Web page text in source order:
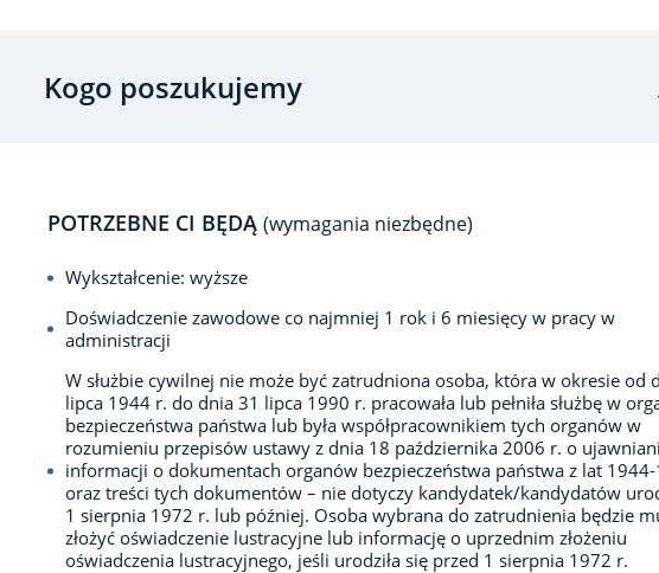
Kogo poszukujemy
POTRZEBNE CI BĘDĄ (wymagania niezbędne)
Wykształcenie: wyższe
Doświadczenie zawodowe co najmniej 1 rok i 6 miesięcy w pracy w
administracji
W służbie cywilnej nie może być zatrudniona osoba, która w okresie od
lipca 1944 r. do dnia 31 lipca 1990 r. pracowała lub pełniła służbę w
bezpieczeństwa państwa lub była współpracownikiem tych organów w
rozumieniu przepisów ustawy z dnia 18 października 2006 r. o
informacji o dokumentach organów bezpieczeństwa państwa z lat
oraz treści tych dokumentów – nie dotyczy kandydatek/kandydatów
1 sierpnia 1972 r. lub później. Osoba wybrana do zatrudnienia będzie
złożyć oświadczenie lustracyjne lub informację o uprzednim złożeniu
oświadczenia lustracyjnego, jeśli urodziła się przed 1 sierpnia 1972 r.